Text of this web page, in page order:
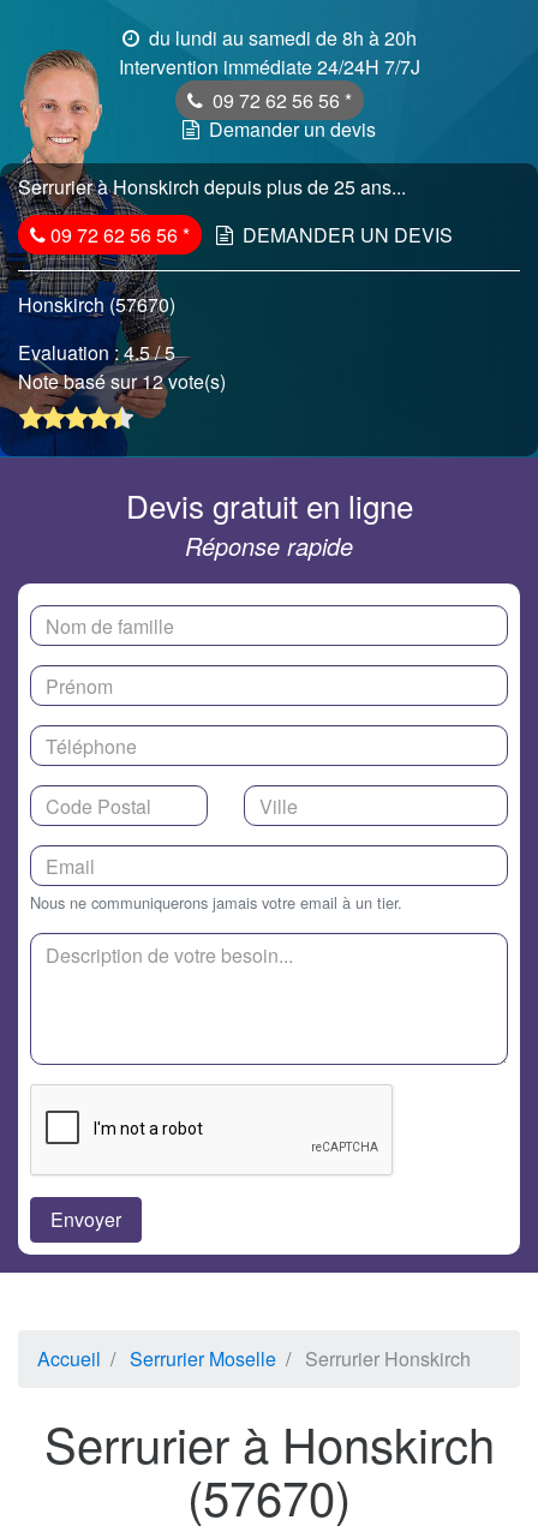
du lundi au samedi de 8h à 20h
Intervention immédiate 24/24H 7/7J
09 72 62 56 56 *
Demander un devis
Serrurier à Honskirch depuis plus de 25 ans...
09 72 62 56 56* DEMANDER UN DEVIS
Honskirch (57670)
Evaluation :4.5/ 5
Note basé sur 12 vote(s)
Devis gratuit en ligne
Réponse rapide
Nous ne communiquerons jamais votre email à un tier.
Accueil Serrurier Moselle Serrurier Honskirch
Serrurier à Honskirch
(57670)